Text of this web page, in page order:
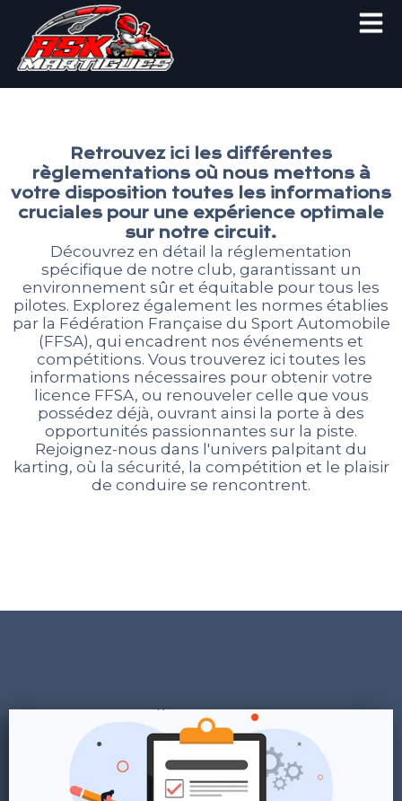
contenu
Retrouvez ici les différentes
règlementations où nous mettons à
votre disposition toutes les informations
cruciales pour une expérience optimale
sur notre circuit.
Découvrez en détail la réglementation
spécifique de notre club, garantissant un
environnement sûr et équitable pour tous les
pilotes. Explorez également les normes établies
par la Fédération Française du Sport Automobile
(FFSA), qui encadrent nos événements et
compétitions. Vous trouverez ici toutes les
informations nécessaires pour obtenir votre
licence FFSA, ou renouveler celle que vous
possédez déjà, ouvrant ainsi la porte à des
opportunités passionnantes sur la piste.
Rejoignez-nous dans l'univers palpitant du
karting, où la sécurité, la compétition et le plaisir
de conduire se rencontrent.